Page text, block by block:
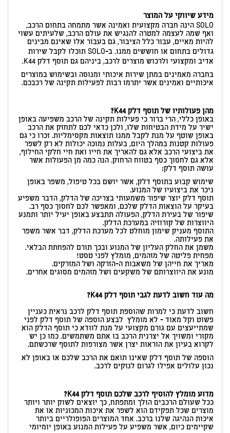
מידע שיווקי על המוצר
SOLO הינה חברה מקצועית ואמינה אשר מתמחה בתחום הרכב,
ואף שמה לעצמה למטרה להנגיש את עולם הרכב, שלעיתים עשוי
להיות מאיים, עבור כלל הציבור, גם בעבור אלו שאינם מבינים
גדולים בתחום או חוששים ממנו. ב-SOLO תוכלו לקבל שירות
אדיב ומקצועי ולרכוש מוצרים לרכב, ביניהם גם תוסף דלק K44.
בחברה מאמינים במתן שירות איכותי ומנוסה ובשימוש במוצרים
איכותיים ואמינים אשר יתרמו רבות לפעילות תקינה של רכבכם.
מהן פעולותיו של תוסף דלק K44?
באופן כללי, הרי ברור כי פעילות תקינה של הרכב משפיעה באופן
ישיר על מידת הבטיחות שלו, ולכן כדאי לכם לתחזק את הרכב
באופן שוטף על מנת לקבל ממנו תוצאות מקסימליות. זכרו כי גם
פעולות קטנות במהלך היום, בעלות נמוכה יכולות לא רק לשפר
את ביצועי הרכב אלא גם להאריך את חייו ואת חיי חלקי החילוף,
אלא גם לחסוך כסף בטווח הרחוק. הנה כמה מן הפעולות אשר
עושה תוסף דלק:
שימוש קבוע בתוסף דלק, אשר יושם בכל טיפול, משפר באופן
ניכר את ביצועיו של המנוע.
תוסף דלק יוצר שיפור משמעותי בצריכה של הדלק, הדבר משפיע
בעיקר על הוצאות הדלק שלכם, ומאפשר לכם לחסוך כסף רב.
שיפור של בעירת הדלק, הפעולה תתבצע באופן יעיל יותר ותמנע
היווצרות של קורוזיה במערכת הדלק.
התוסף מעניק שימון מוחלט לכל מערכת הדלק, דבר אשר משפר
את פעילותה.
משמן את החלק העליון של המנוע ובכך תורם להפחתת הבלאי.
מפחית פליטה של מזהמים, מומלץ לפני טסט!
מאריך את חייהן של משאבות ה-הזרקה ושל המזרקים.
מונע את היווצרותם של משקעים ושל מזהמים מסוגים אחרים.
מה עוד חשוב לדעת לגבי תוסף דלק K44?
חשוב לדעת כי למרות שהוספת תוסף דלק לרכב נראית כעניין
פשוט וקל מאוד - לא מומלץ לבצע הוספה של תוסף דלק לפני
שמתייעצים עם גורם מקצועי על מנת לוודא כי תוסף הדלק הוא
מקורי ומשויך אל יצרנית הרכב בו אתם משתמשים. כמו כן יש
לקרוא בעיון את הוראות יצרן אשר מצורפות לתוסף שרכשתם.
הוספה של תוסף דלק שאינו תואם את הרכב שלכם או באופן לא
נכון עלולים אפילו לגרום לנזקים לרכב.
מדוע מומלץ להוסיף לרכב שלכם תוסף דלק K44?
ככל שעולם הרכבים הולך ומתפתח, כך יוצאים לשוק יותר ויותר
מוצרים שכל תפקידם הוא לשפר את איכות המכוניות או את
איכות הנהיגה שלנו ברכב. אחד המוצרים הפופולריים ביותר
שקיימים כיום, אשר משפיע על פעילות המנוע באופן יומיומי